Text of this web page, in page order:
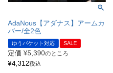
AdaNous【アダナス】アームカ
バー/全2色
ゆうパケット対応 SALE
定価 ¥5,390のところ
¥4,312税込